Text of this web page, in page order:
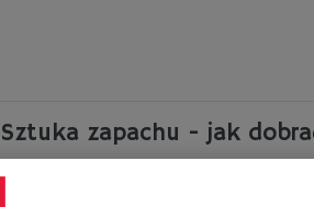
Sztuka zapachu - jak
Moda to nie tylko ubrania czy dodatki
również perfumy. Wiele znanych